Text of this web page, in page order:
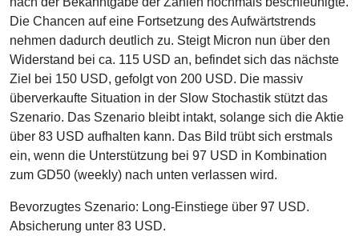
Die Chancen auf eine Fortsetzung des Aufwärtstrends
nehmen dadurch deutlich zu. Steigt Micron nun über den
Widerstand bei ca. 115 USD an, befindet sich das nächste
Ziel bei 150 USD, gefolgt von 200 USD. Die massiv
überverkaufte Situation in der Slow Stochastik stützt das
Szenario. Das Szenario bleibt intakt, solange sich die Aktie
über 83 USD aufhalten kann. Das Bild trübt sich erstmals
ein, wenn die Unterstützung bei 97 USD in Kombination
zum GD50 (weekly) nach unten verlassen wird.
Bevorzugtes Szenario: Long-Einstiege über 97 USD.
Absicherung unter 83 USD.